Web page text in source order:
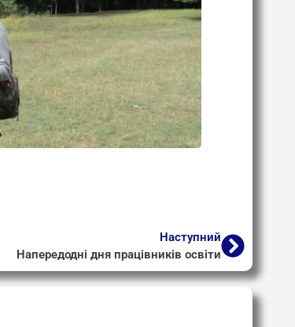
Наступний
Напередодні дня працівників освіти